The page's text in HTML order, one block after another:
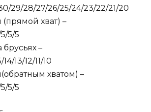
29/28/27/26/25/24/23/22/21/20
хват) –
5/5
–
13/12/11/10
хватом) –
5/5